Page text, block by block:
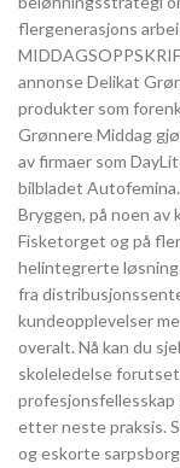
flergenerasjons
annonse Delikat
produkter som
Grønnere Middag
av firmaer som
bilbladet
Bryggen, på noen av
Fisketorget og på
helintegrerte
fra
kundeopplevelser
overalt. Nå kan du
skoleledelse
profesjonsfellesskap
etter neste praksis.
og eskorte